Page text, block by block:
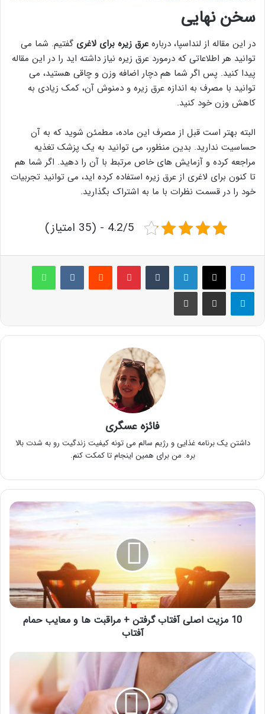
سخن نهایی
در این مقاله از لنداسپا، درباره عرق زیره برای لاغری گفتیم. شما می
توانید هر اطلاعاتی که درمورد عرق زیره نیاز داشته اید را در این مقاله
پیدا کنید. پس اگر شما هم دچار اضافه وزن و چاقی هستید، می
توانید با مصرف به اندازه عرق زیره و دمنوش آن، کمک زیادی به
کاهش وزن خود کنید.
البته بهتر است قبل از مصرف این ماده، مطمئن شوید که به آن
حساسیت ندارید. بدین منظور، می توانید به یک پزشک تغذیه
مراجعه کرده و آزمایش های خاص مرتبط با آن را دهید. اگر شما هم
تا کنون برای لاغری از عرق زیره استفاده کرده اید، می توانید تجربیات
خود را در قسمت نظرات با ما به اشتراک بگذارید.
4.2/5 - (35 امتیاز)
لینکدین ‫تامبلر پینترست‫رددیت ‫VKontakteواتس آپ
تلگرام اشتراک گذاری از طریق ایمیل چاپ
فائزه عسگری
داشتن یک برنامه غذایی و رژیم سالم می تونه کیفیت زندگیت رو به شدت بالا
بره. من برای همین اینجام تا کمکت کنم.
10
مزیت
آفتاب
گرفتن
مراقبت
ها
و
معایب
10 مزیت اصلی آفتاب گرفتن + مراقبت ها و معایب حمام
آفتاب
معرفی
10
از
بهترین